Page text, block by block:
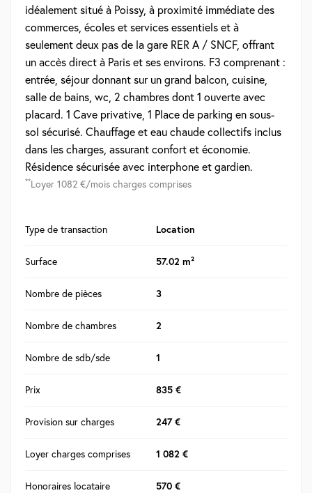
idéalement situé à Poissy, à proximité immédiate des
commerces, écoles et services essentiels et à
seulement deux pas de la gare RER A / SNCF, offrant
un accès direct à Paris et ses environs. F3 comprenant :
entrée, séjour donnant sur un grand balcon, cuisine,
salle de bains, wc, 2 chambres dont 1 ouverte avec
placard. 1 Cave privative, 1 Place de parking en sous-
sol sécurisé. Chauffage et eau chaude collectifs inclus
dans les charges, assurant confort et économie.
Résidence sécurisée avec interphone et gardien.
**Loyer 1082 €/mois charges comprises
Type de transaction Location
Surface 57.02 m²
Nombre de pièces 3
Nombre de chambres 2
Nombre de sdb/sde 1
Prix 835 €
Provision sur charges 247 €
Loyer charges comprises 1 082 €
Honoraires locataire 570 €